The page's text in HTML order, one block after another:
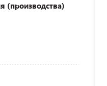
(производства)